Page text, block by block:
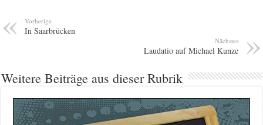
Vorherige
In Saarbrücken
Nächstes
Laudatio auf Michael Kunze
Weitere Beiträge aus dieser Rubrik